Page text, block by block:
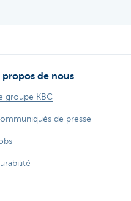
propos de nous
groupe KBC
de presse